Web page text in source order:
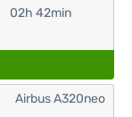
02h 42min
Airbus A320neo